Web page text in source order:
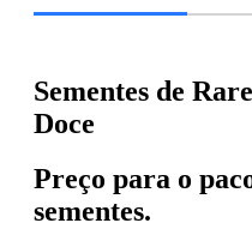
Sementes de
Doce
Preço para o
sementes.